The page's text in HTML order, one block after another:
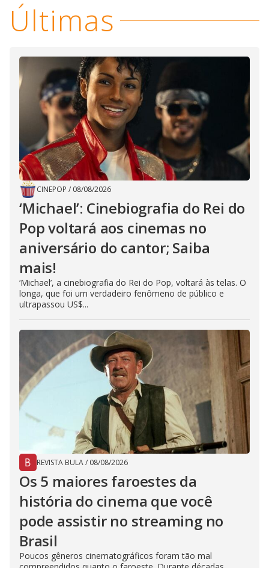
Últimas
CINEPOP / 08/08/2026
‘Michael’: Cinebiografia do Rei do
Pop voltará aos cinemas no
aniversário do cantor; Saiba
mais!
‘Michael’, a cinebiografia do Rei do Pop, voltará às telas. O
longa, que foi um verdadeiro fenômeno de público e
ultrapassou US$...
REVISTA BULA/ 08/08/2026
Os 5 maiores faroestes da
história do cinema que você
pode assistir no streaming no
Brasil
Poucos gêneros cinematográficos foram tão mal